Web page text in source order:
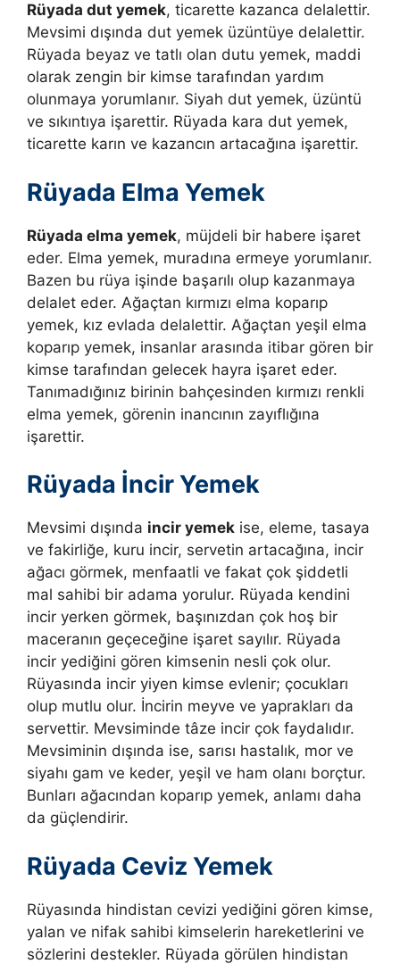
Rüyada dut yemek, ticarette kazanca delalettir.
Mevsimi dışında dut yemek üzüntüye delalettir.
Rüyada beyaz ve tatlı olan dutu yemek, maddi
olarak zengin bir kimse tarafından yardım
olunmaya yorumlanır. Siyah dut yemek, üzüntü
ve sıkıntıya işarettir. Rüyada kara dut yemek,
ticarette karın ve kazancın artacağına işarettir.
Rüyada Elma Yemek
Rüyada elma yemek, müjdeli bir habere işaret
eder. Elma yemek, muradına ermeye yorumlanır.
Bazen bu rüya işinde başarılı olup kazanmaya
delalet eder. Ağaçtan kırmızı elma koparıp
yemek, kız evlada delalettir. Ağaçtan yeşil elma
koparıp yemek, insanlar arasında itibar gören bir
kimse tarafından gelecek hayra işaret eder.
Tanımadığınız birinin bahçesinden kırmızı renkli
elma yemek, görenin inancının zayıflığına
işarettir.
Rüyada İncir Yemek
Mevsimi dışında incir yemek ise, eleme, tasaya
ve fakirliğe, kuru incir, servetin artacağına, incir
ağacı görmek, menfaatli ve fakat çok şiddetli
mal sahibi bir adama yorulur. Rüyada kendini
incir yerken görmek, başınızdan çok hoş bir
maceranın geçeceğine işaret sayılır. Rüyada
incir yediğini gören kimsenin nesli çok olur.
Rüyasında incir yiyen kimse evlenir; çocukları
olup mutlu olur. İncirin meyve ve yaprakları da
servettir. Mevsiminde tâze incir çok faydalıdır.
Mevsiminin dışında ise, sarısı hastalık, mor ve
siyahı gam ve keder, yeşil ve ham olanı borçtur.
Bunları ağacından koparıp yemek, anlamı daha
da güçlendirir.
Rüyada Ceviz Yemek
Rüyasında hindistan cevizi yediğini gören kimse,
yalan ve nifak sahibi kimselerin hareketlerini ve
sözlerini destekler. Rüyada görülen hindistan